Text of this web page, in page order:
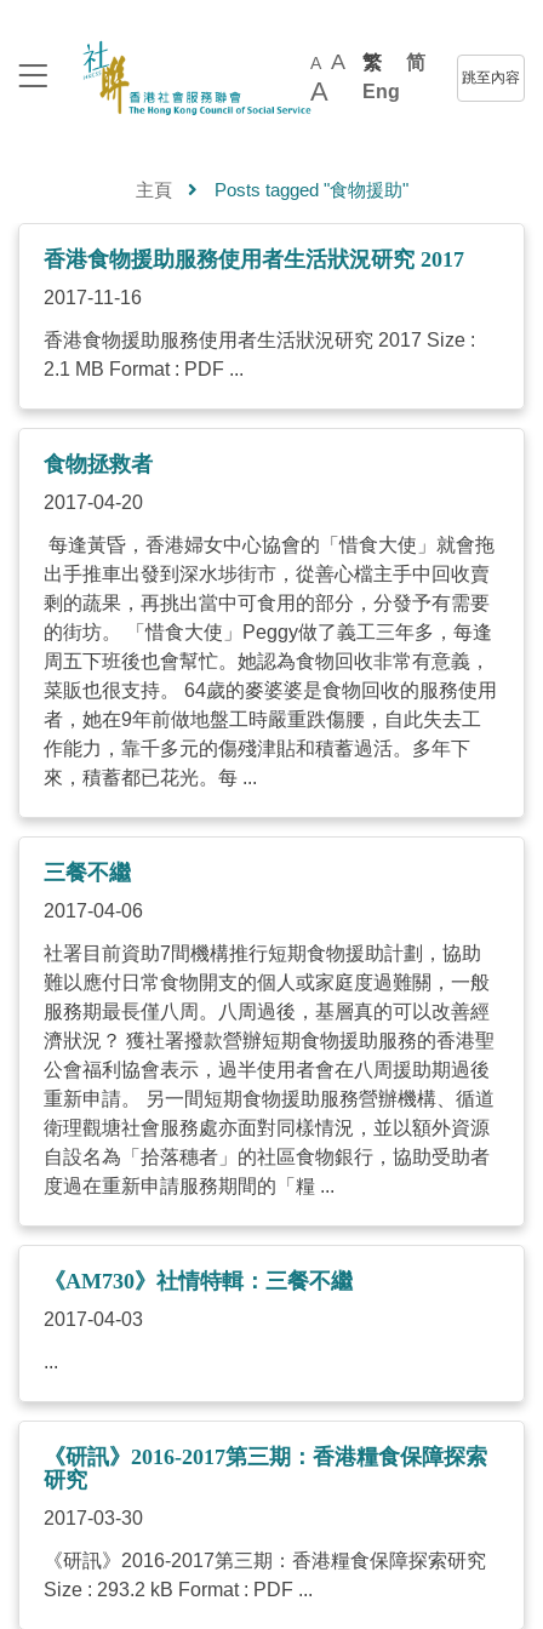
A A
A
繁
简
Eng
跳至內容
主頁 Posts tagged "食物援助"
香港食物援助服務使用者生活狀況研究 2017
2017-11-16
香港食物援助服務使用者生活狀況研究 2017 Size :
2.1 MB Format : PDF ...
食物拯救者
2017-04-20
每逢黃昏，香港婦女中心協會的「惜食大使」就會拖
出手推車出發到深水埗街市，從善心檔主手中回收賣
剩的蔬果，再挑出當中可食用的部分，分發予有需要
的街坊。 「惜食大使」Peggy做了義工三年多，每逢
周五下班後也會幫忙。她認為食物回收非常有意義，
菜販也很支持。 64歲的麥婆婆是食物回收的服務使用
者，她在9年前做地盤工時嚴重跌傷腰，自此失去工
作能力，靠千多元的傷殘津貼和積蓄過活。多年下
來，積蓄都已花光。每 ...
三餐不繼
2017-04-06
社署目前資助7間機構推行短期食物援助計劃，協助
難以應付日常食物開支的個人或家庭度過難關，一般
服務期最長僅八周。八周過後，基層真的可以改善經
濟狀況？ 獲社署撥款營辦短期食物援助服務的香港聖
公會福利協會表示，過半使用者會在八周援助期過後
重新申請。 另一間短期食物援助服務營辦機構、循道
衛理觀塘社會服務處亦面對同樣情況，並以額外資源
自設名為「拾落穗者」的社區食物銀行，協助受助者
度過在重新申請服務期間的「糧 ...
《AM730》社情特輯：三餐不繼
2017-04-03
...
《研訊》2016-2017第三期：香港糧食保障探索
研究
2017-03-30
《研訊》2016-2017第三期：香港糧食保障探索研究
Size : 293.2 kB Format : PDF ...